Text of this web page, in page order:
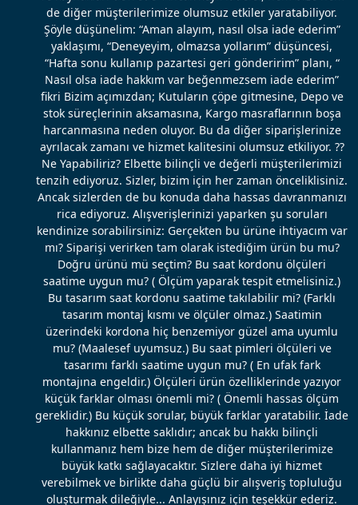
de diğer müşterilerimize olumsuz etkiler yaratabiliyor.
Şöyle düşünelim: “Aman alayım, nasıl olsa iade ederim”
yaklaşımı, “Deneyeyim, olmazsa yollarım” düşüncesi,
“Hafta sonu kullanıp pazartesi geri gönderirim” planı, “
Nasıl olsa iade hakkım var beğenmezsem iade ederim”
fikri Bizim açımızdan; Kutuların çöpe gitmesine, Depo ve
stok süreçlerinin aksamasına, Kargo masraflarının boşa
harcanmasına neden oluyor. Bu da diğer siparişlerinize
ayrılacak zamanı ve hizmet kalitesini olumsuz etkiliyor. ??
Ne Yapabiliriz? Elbette bilinçli ve değerli müşterilerimizi
tenzih ediyoruz. Sizler, bizim için her zaman önceliklisiniz.
Ancak sizlerden de bu konuda daha hassas davranmanızı
rica ediyoruz. Alışverişlerinizi yaparken şu soruları
kendinize sorabilirsiniz: Gerçekten bu ürüne ihtiyacım var
mı? Siparişi verirken tam olarak istediğim ürün bu mu?
Doğru ürünü mü seçtim? Bu saat kordonu ölçüleri
saatime uygun mu? ( Ölçüm yaparak tespit etmelisiniz.)
Bu tasarım saat kordonu saatime takılabilir mi? (Farklı
tasarım montaj kısmı ve ölçüler olmaz.) Saatimin
üzerindeki kordona hiç benzemiyor güzel ama uyumlu
mu? (Maalesef uyumsuz.) Bu saat pimleri ölçüleri ve
tasarımı farklı saatime uygun mu? ( En ufak fark
montajına engeldir.) Ölçüleri ürün özelliklerinde yazıyor
küçük farklar olması önemli mi? ( Önemli hassas ölçüm
gereklidir.) Bu küçük sorular, büyük farklar yaratabilir. İade
hakkınız elbette saklıdır; ancak bu hakkı bilinçli
kullanmanız hem bize hem de diğer müşterilerimize
büyük katkı sağlayacaktır. Sizlere daha iyi hizmet
verebilmek ve birlikte daha güçlü bir alışveriş topluluğu
oluşturmak dileğiyle... Anlayışınız için teşekkür ederiz.